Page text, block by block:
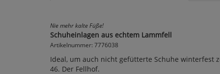
Nie mehr kalte Füße!
Schuheinlagen aus echtem Lammfell
Artikelnummer: 7776038
Ideal, um auch nicht gefütterte Schuhe winterfest
46. Der Fellhof.